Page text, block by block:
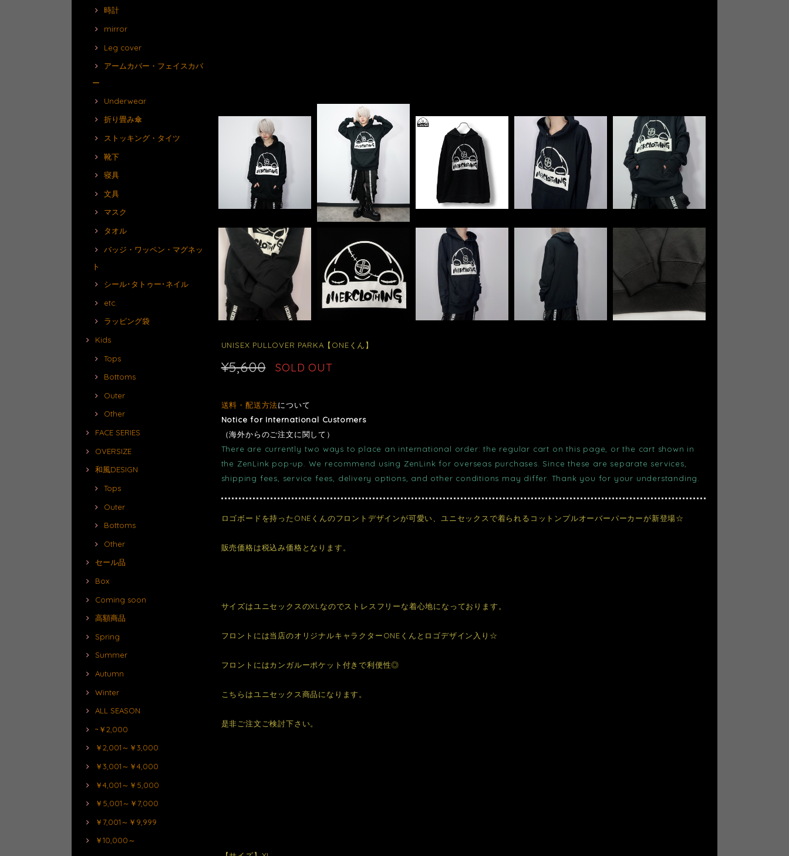
時計
mirror
Leg cover
アームカバー・フェイスカバ
ー
Underwear
折り畳み傘
ストッキング・タイツ
靴下
寝具
文具
マスク
タオル
バッジ・ワッペン・マグネッ
ト
シール･タトゥー･ネイル
etc.
ラッピング袋
Kids
Tops
Bottoms
Outer
Other
FACE SERIES
OVERSIZE
和風DESIGN
Tops
Outer
Bottoms
Other
セール品
Box
Coming soon
高額商品
Spring
Summer
Autumn
Winter
ALL SEASON
~￥2,000
￥2,001～￥3,000
￥3,001～￥4,000
￥4,001～￥5,000
￥5,001～￥7,000
￥7,001～￥9,999
￥10,000～
UNISEX PULLOVER PARKA【ONEくん】
¥5,600 SOLD OUT
送料・配送方法について
Notice for International Customers
（海外からのご注文に関して）
There are currently two ways to place an international order: the regular cart on this page, or the cart shown in
the ZenLink pop-up. We recommend using ZenLink for overseas purchases. Since these are separate services,
shipping fees, service fees, delivery options, and other conditions may differ. Thank you for your understanding.
ロゴボードを持ったONEくんのフロントデザインが可愛い、ユニセックスで着られるコットンプルオーバーパーカーが新登場☆
販売価格は税込み価格となります。
サイズはユニセックスのXLなのでストレスフリーな着心地になっております。
フロントには当店のオリジナルキャラクターONEくんとロゴデザイン入り☆
フロントにはカンガルーポケット付きで利便性◎
こちらはユニセックス商品になります。
是非ご注文ご検討下さい。